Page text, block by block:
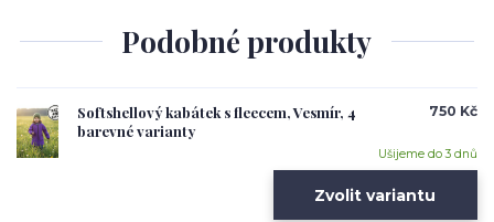
Podobné produkty
Softshellový kabátek s fleecem, Vesmír, 4
barevné varianty
750 Kč
Ušijeme do 3 dnů
Zvolit variantu